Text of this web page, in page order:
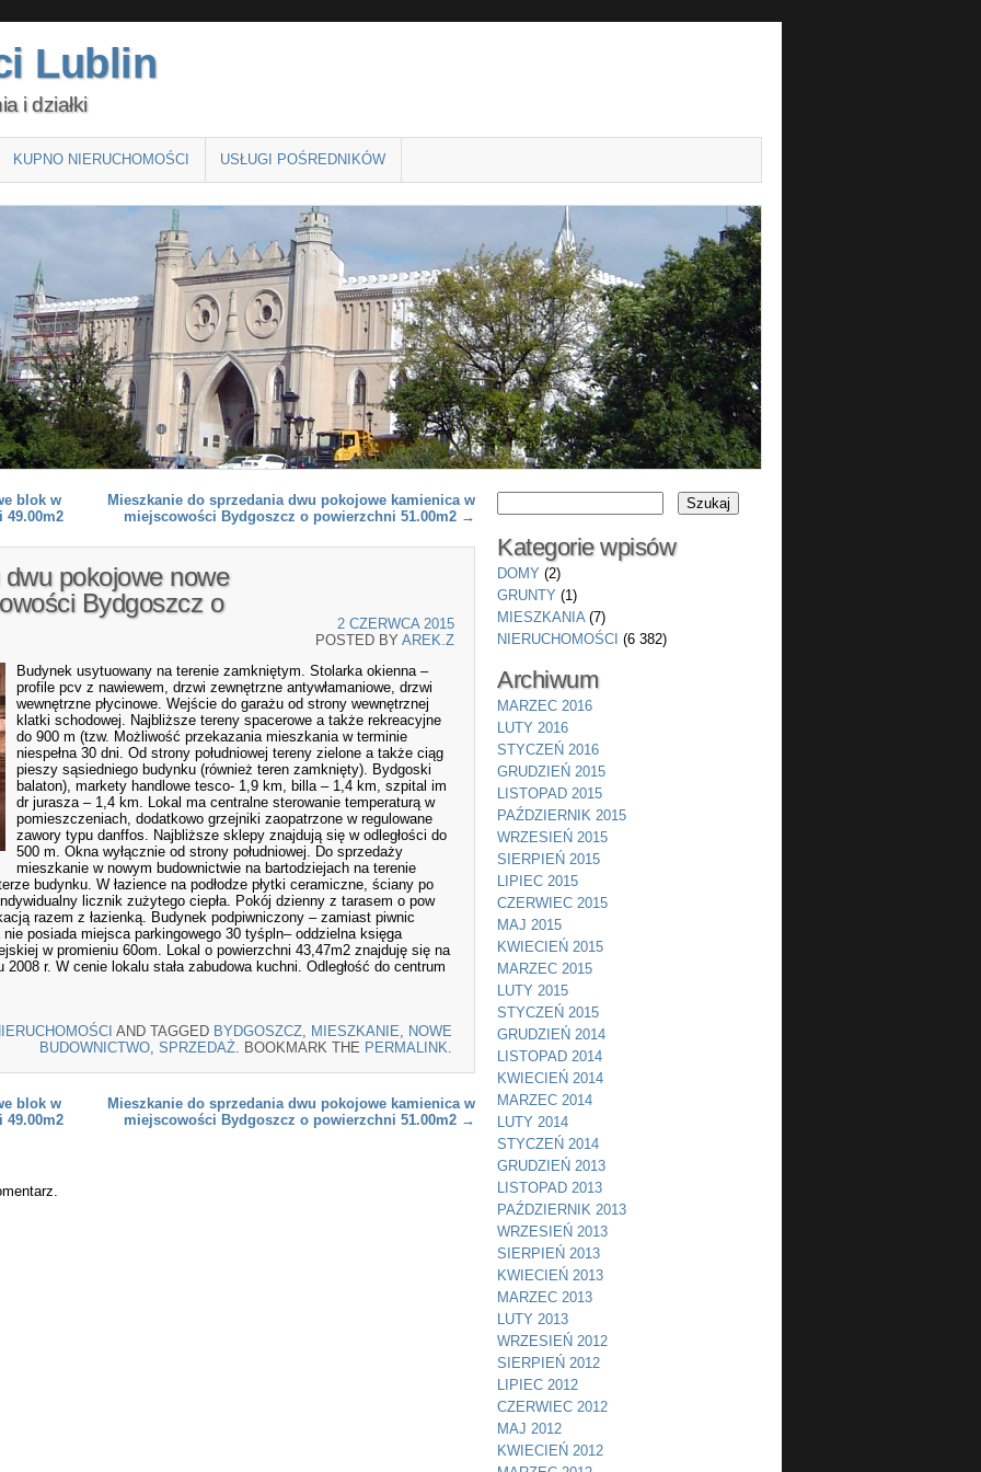
Lublin
i działki
KUPNO NIERUCHOMOŚCI USŁUGI POŚREDNIKÓW
blok w
Mieszkanie do sprzedania dwu pokojowe kamienica w
miejscowości Bydgoszcz o powierzchni 51.00m2 →
pokojowe nowe
Bydgoszcz o
2 CZERWCA 2015
POSTED BY AREK.Z
Budynek usytuowany na terenie zamkniętym. Stolarka okienna –
profile pcv z nawiewem, drzwi zewnętrzne antywłamaniowe, drzwi
wewnętrzne płycinowe. Wejście do garażu od strony wewnętrznej
klatki schodowej. Najbliższe tereny spacerowe a także rekreacyjne
do 900 m (tzw. Możliwość przekazania mieszkania w terminie
niespełna 30 dni. Od strony południowej tereny zielone a także ciąg
pieszy sąsiedniego budynku (również teren zamknięty). Bydgoski
balaton), markety handlowe tesco- 1,9 km, billa – 1,4 km, szpital im
dr jurasza – 1,4 km. Lokal ma centralne sterowanie temperaturą w
pomieszczeniach, dodatkowo grzejniki zaopatrzone w regulowane
zawory typu danffos. Najbliższe sklepy znajdują się w odległości do
500 m. Okna wyłącznie od strony południowej. Do sprzedaży
mieszkanie w nowym budownictwie na bartodziejach na terenie
budynku. W łazience na podłodze płytki ceramiczne, ściany po
licznik zużytego ciepła. Pokój dzienny z tarasem o pow
razem z łazienką. Budynek podpiwniczony – zamiast piwnic
posiada miejsca parkingowego 30 tyśpln– oddzielna księga
w promieniu 60om. Lokal o powierzchni 43,47m2 znajduję się na
r. W cenie lokalu stała zabudowa kuchni. Odległość do centrum
AND TAGGED BYDGOSZCZ MIESZKANIE
NOWE
BUDOWNICTWO SPRZEDAŻ . BOOKMARK THE PERMALINK
blok w
Mieszkanie do sprzedania dwu pokojowe kamienica w
miejscowości Bydgoszcz o powierzchni 51.00m2 →
Kategorie wpisów
DOMY (2)
GRUNTY (1)
MIESZKANIA(7)
NIERUCHOMOŚCI (6 382)
Archiwum
MARZEC 2016
LUTY 2016
STYCZEŃ 2016
GRUDZIEŃ 2015
LISTOPAD 2015
PAŹDZIERNIK 2015
WRZESIEŃ 2015
SIERPIEŃ 2015
LIPIEC 2015
CZERWIEC 2015
MAJ 2015
KWIECIEŃ 2015
MARZEC 2015
LUTY 2015
STYCZEŃ 2015
GRUDZIEŃ 2014
LISTOPAD 2014
KWIECIEŃ 2014
MARZEC 2014
LUTY 2014
STYCZEŃ 2014
GRUDZIEŃ 2013
LISTOPAD 2013
PAŹDZIERNIK 2013
WRZESIEŃ 2013
SIERPIEŃ 2013
KWIECIEŃ 2013
MARZEC 2013
LUTY 2013
WRZESIEŃ 2012
SIERPIEŃ 2012
LIPIEC 2012
CZERWIEC 2012
MAJ 2012
KWIECIEŃ 2012